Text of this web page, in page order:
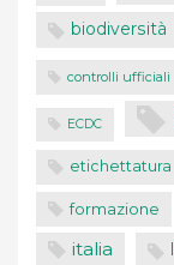
biodiversità
controlli ufficiali
ECDC
etichettatura
formazione
italia